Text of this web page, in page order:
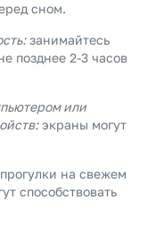
сном.
занимайтесь
позднее 2-3 часов
или
экраны могут
на свежем
способствовать